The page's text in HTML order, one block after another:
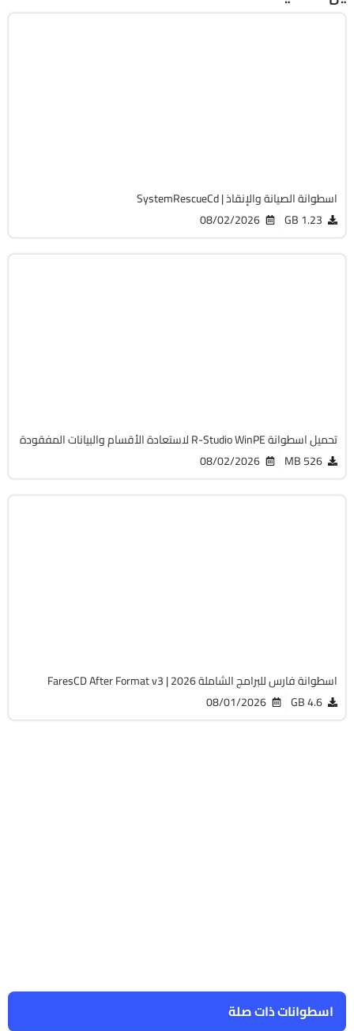
اسطوانات ذات صلة
اسطوانة الصيانة والإنقاذ | SystemRescueCd
1.23 GB
08/02/2026
تحميل اسطوانة R-Studio WinPE لاستعادة الأقسام والبيانات المفقودة
526 MB
08/02/2026
اسطوانة فارس للبرامج الشاملة 2026 | FaresCD After Format v3
4.6 GB
08/01/2026